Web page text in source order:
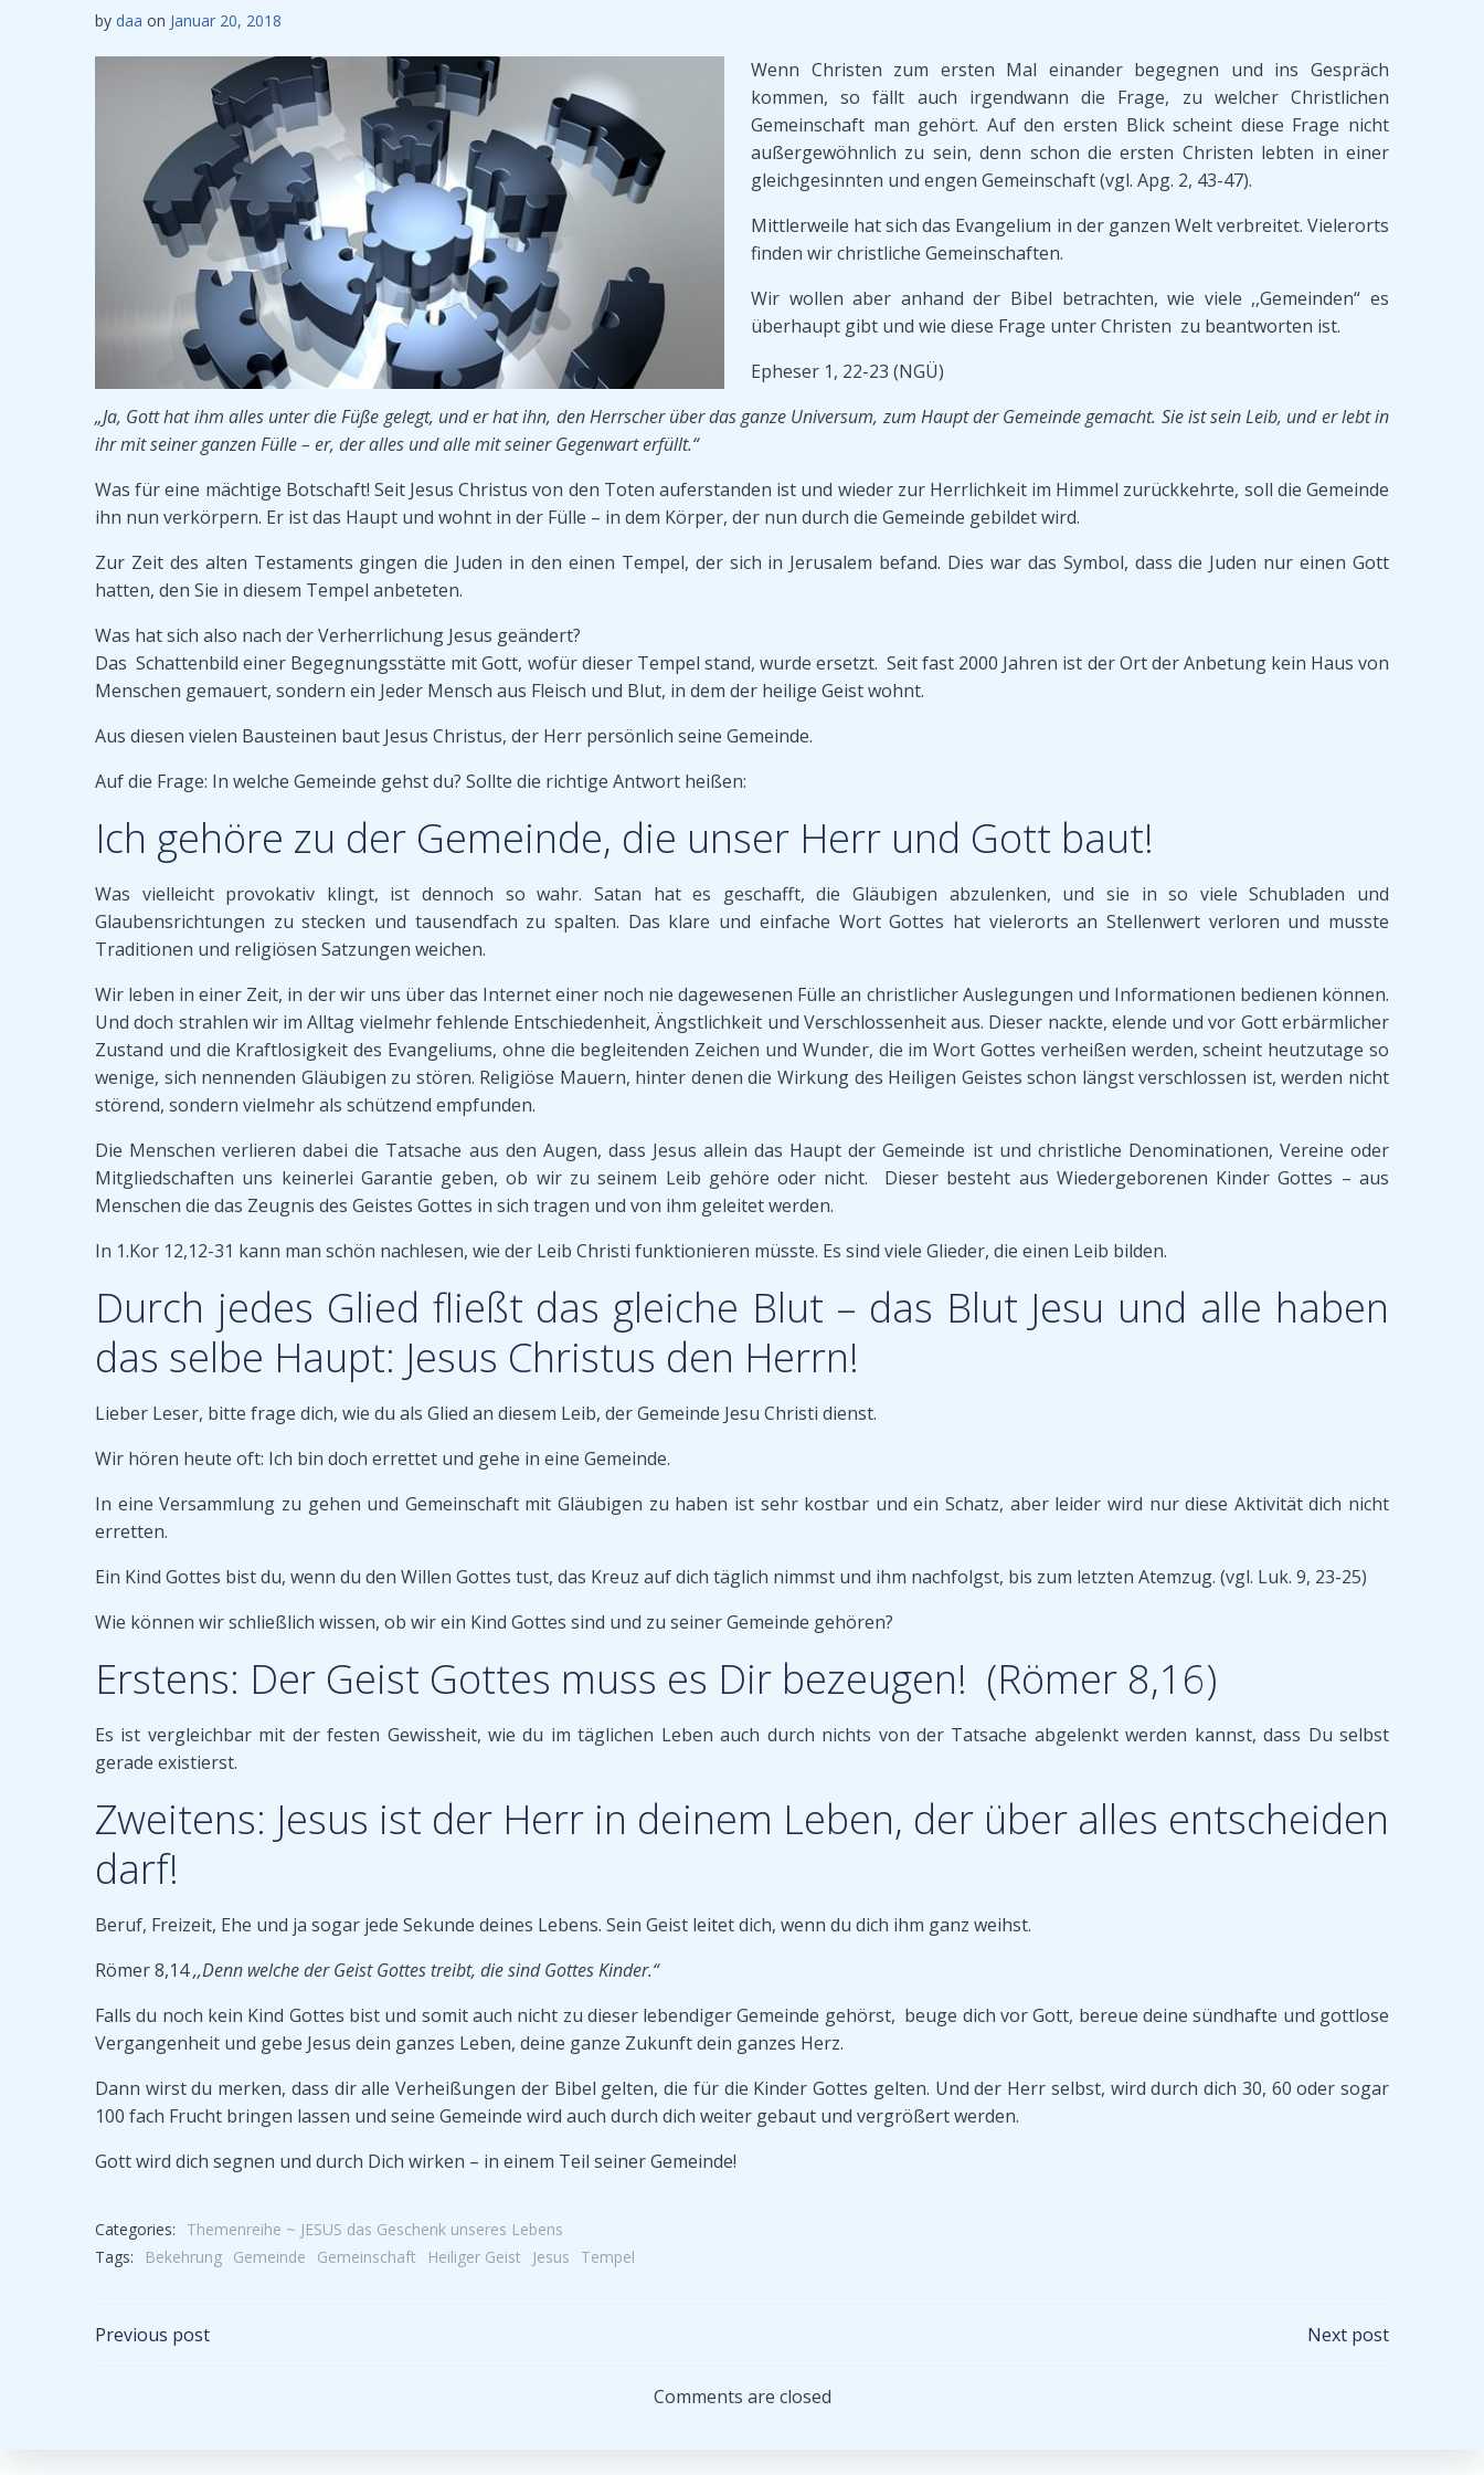
by daa on Januar 20, 2018
Wenn Christen zum ersten Mal einander begegnen und ins Gespräch
kommen, so fällt auch irgendwann die Frage, zu welcher Christlichen
Gemeinschaft man gehört. Auf den ersten Blick scheint diese Frage nicht
außergewöhnlich zu sein, denn schon die ersten Christen lebten in einer
gleichgesinnten und engen Gemeinschaft (vgl. Apg. 2, 43-47).
Mittlerweile hat sich das Evangelium in der ganzen Welt verbreitet. Vielerorts
finden wir christliche Gemeinschaften.
Wir wollen aber anhand der Bibel betrachten, wie viele ,,Gemeinden“ es
überhaupt gibt und wie diese Frage unter Christen zu beantworten ist.
Epheser 1, 22-23 (NGÜ)
„Ja, Gott hat ihm alles unter die Füße gelegt, und er hat ihn, den Herrscher über das ganze Universum, zum Haupt der Gemeinde gemacht. Sie ist sein Leib, und er lebt in
ihr mit seiner ganzen Fülle – er, der alles und alle mit seiner Gegenwart erfüllt.“
Was für eine mächtige Botschaft! Seit Jesus Christus von den Toten auferstanden ist und wieder zur Herrlichkeit im Himmel zurückkehrte, soll die Gemeinde
ihn nun verkörpern. Er ist das Haupt und wohnt in der Fülle – in dem Körper, der nun durch die Gemeinde gebildet wird.
Zur Zeit des alten Testaments gingen die Juden in den einen Tempel, der sich in Jerusalem befand. Dies war das Symbol, dass die Juden nur einen Gott
hatten, den Sie in diesem Tempel anbeteten.
Was hat sich also nach der Verherrlichung Jesus geändert?
Das Schattenbild einer Begegnungsstätte mit Gott, wofür dieser Tempel stand, wurde ersetzt. Seit fast 2000 Jahren ist der Ort der Anbetung kein Haus von
Menschen gemauert, sondern ein Jeder Mensch aus Fleisch und Blut, in dem der heilige Geist wohnt.
Aus diesen vielen Bausteinen baut Jesus Christus, der Herr persönlich seine Gemeinde.
Auf die Frage: In welche Gemeinde gehst du? Sollte die richtige Antwort heißen:
Ich gehöre zu der Gemeinde, die unser Herr und Gott baut!
Was vielleicht provokativ klingt, ist dennoch so wahr. Satan hat es geschafft, die Gläubigen abzulenken, und sie in so viele Schubladen und
Glaubensrichtungen zu stecken und tausendfach zu spalten. Das klare und einfache Wort Gottes hat vielerorts an Stellenwert verloren und musste
Traditionen und religiösen Satzungen weichen.
Wir leben in einer Zeit, in der wir uns über das Internet einer noch nie dagewesenen Fülle an christlicher Auslegungen und Informationen bedienen können.
Und doch strahlen wir im Alltag vielmehr fehlende Entschiedenheit, Ängstlichkeit und Verschlossenheit aus. Dieser nackte, elende und vor Gott erbärmlicher
Zustand und die Kraftlosigkeit des Evangeliums, ohne die begleitenden Zeichen und Wunder, die im Wort Gottes verheißen werden, scheint heutzutage so
wenige, sich nennenden Gläubigen zu stören. Religiöse Mauern, hinter denen die Wirkung des Heiligen Geistes schon längst verschlossen ist, werden nicht
störend, sondern vielmehr als schützend empfunden.
Die Menschen verlieren dabei die Tatsache aus den Augen, dass Jesus allein das Haupt der Gemeinde ist und christliche Denominationen, Vereine oder
Mitgliedschaften uns keinerlei Garantie geben, ob wir zu seinem Leib gehöre oder nicht. Dieser besteht aus Wiedergeborenen Kinder Gottes – aus
Menschen die das Zeugnis des Geistes Gottes in sich tragen und von ihm geleitet werden.
In 1.Kor 12,12-31 kann man schön nachlesen, wie der Leib Christi funktionieren müsste. Es sind viele Glieder, die einen Leib bilden.
Durch jedes Glied fließt das gleiche Blut – das Blut Jesu und alle haben
das selbe Haupt: Jesus Christus den Herrn!
Lieber Leser, bitte frage dich, wie du als Glied an diesem Leib, der Gemeinde Jesu Christi dienst.
Wir hören heute oft: Ich bin doch errettet und gehe in eine Gemeinde.
In eine Versammlung zu gehen und Gemeinschaft mit Gläubigen zu haben ist sehr kostbar und ein Schatz, aber leider wird nur diese Aktivität dich nicht
erretten.
Ein Kind Gottes bist du, wenn du den Willen Gottes tust, das Kreuz auf dich täglich nimmst und ihm nachfolgst, bis zum letzten Atemzug. (vgl. Luk. 9, 23-25)
Wie können wir schließlich wissen, ob wir ein Kind Gottes sind und zu seiner Gemeinde gehören?
Erstens: Der Geist Gottes muss es Dir bezeugen! (Römer 8,16)
Es ist vergleichbar mit der festen Gewissheit, wie du im täglichen Leben auch durch nichts von der Tatsache abgelenkt werden kannst, dass Du selbst
gerade existierst.
Zweitens: Jesus ist der Herr in deinem Leben, der über alles entscheiden
darf!
Beruf, Freizeit, Ehe und ja sogar jede Sekunde deines Lebens. Sein Geist leitet dich, wenn du dich ihm ganz weihst.
Römer 8,14,,Denn welche der Geist Gottes treibt, die sind Gottes Kinder.“
Falls du noch kein Kind Gottes bist und somit auch nicht zu dieser lebendiger Gemeinde gehörst, beuge dich vor Gott, bereue deine sündhafte und gottlose
Vergangenheit und gebe Jesus dein ganzes Leben, deine ganze Zukunft dein ganzes Herz.
Dann wirst du merken, dass dir alle Verheißungen der Bibel gelten, die für die Kinder Gottes gelten. Und der Herr selbst, wird durch dich 30, 60 oder sogar
100 fach Frucht bringen lassen und seine Gemeinde wird auch durch dich weiter gebaut und vergrößert werden.
Gott wird dich segnen und durch Dich wirken – in einem Teil seiner Gemeinde!
Categories:
Themenreihe ~ JESUS das Geschenk unseres Lebens
Tags:
Bekehrung Gemeinde Gemeinschaft Heiliger Geist Jesus Tempel
Post
Previous post
navigation
Next post
Comments are closed